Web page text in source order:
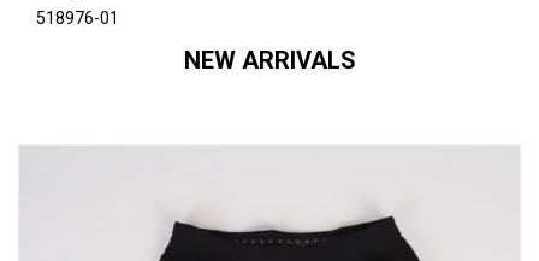
518976-01
NEW ARRIVALS